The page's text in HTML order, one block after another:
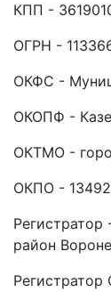
КПП -
ОГРН -
ОКФС -
ОКОПФ -
ОКТМО -
ОКПО -
район